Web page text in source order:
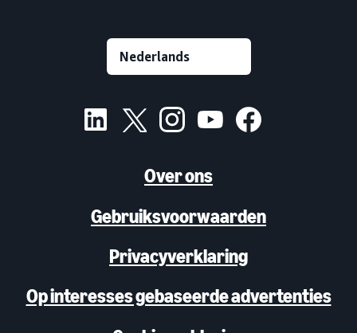
Over ons
Gebruiksvoorwaarden
Privacyverklaring
Op interesses gebaseerde advertenties